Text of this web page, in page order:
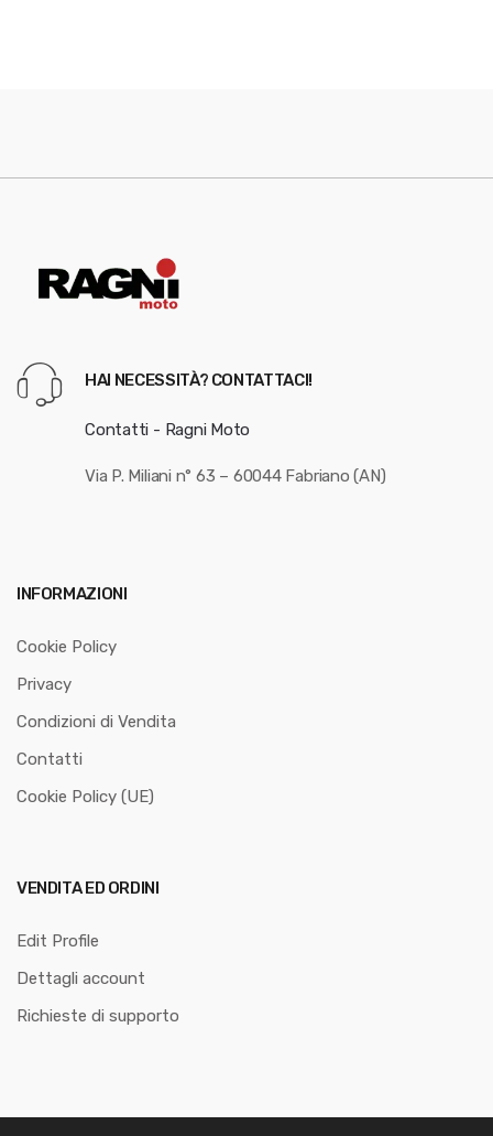
HAI NECESSITÀ? CONTATTACI!
Contatti - Ragni Moto
Via P. Miliani n° 63 – 60044 Fabriano (AN)
INFORMAZIONI
Cookie Policy
Privacy
Condizioni di Vendita
Contatti
Cookie Policy (UE)
VENDITA ED ORDINI
Edit Profile
Dettagli account
Richieste di supporto